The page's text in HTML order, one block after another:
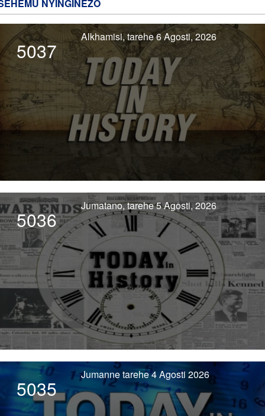
NYINGINEZO
5037
Alkhamisi, tarehe 6 Agosti, 2026
5036
Jumatano, tarehe 5 Agosti, 2026
5035
Jumanne tarehe 4 Agosti 2026